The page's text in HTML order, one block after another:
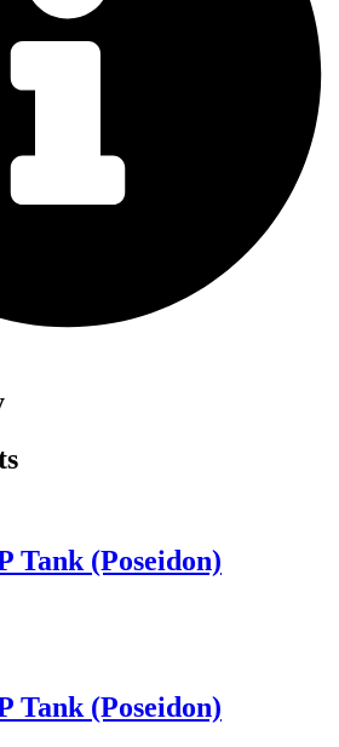
Tank (Poseidon)
Tank (Poseidon)